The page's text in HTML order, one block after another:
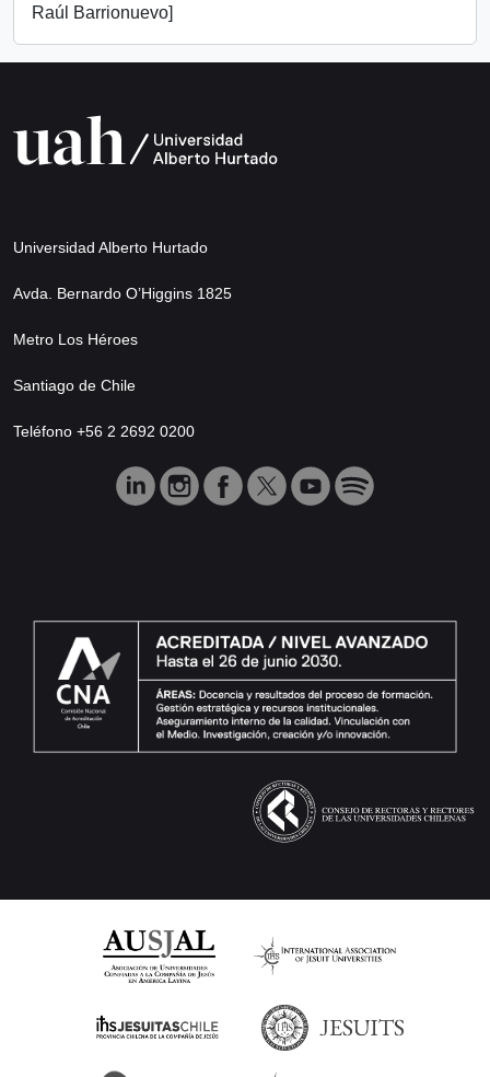
Raúl Barrionuevo]
Universidad Alberto Hurtado
Avda. Bernardo O’Higgins 1825
Metro Los Héroes
Santiago de Chile
Teléfono +56 2 2692 0200